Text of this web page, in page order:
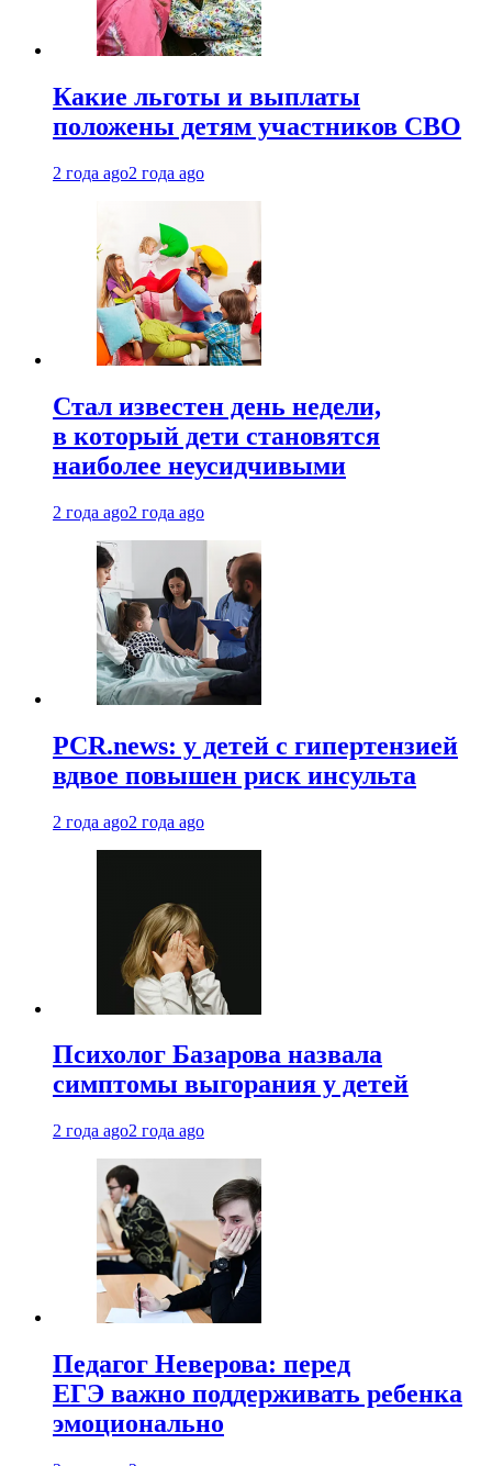
Какие льготы и выплаты
положены детям участников СВО
2 года ago2 года ago
Стал известен день недели,
в который дети становятся
наиболее неусидчивыми
2 года ago2 года ago
PCR.news: у детей с гипертензией
вдвое повышен риск инсульта
2 года ago2 года ago
Психолог Базарова назвала
симптомы выгорания у детей
2 года ago2 года ago
Педагог Неверова: перед
ЕГЭ важно поддерживать ребенка
эмоционально